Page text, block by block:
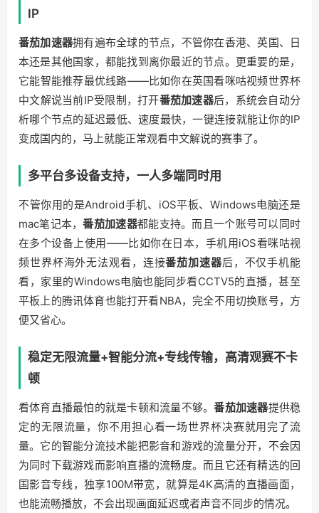
IP
番茄加速器拥有遍布全球的节点，不管你在香港、英国、日
本还是其他国家，都能找到离你最近的节点。更重要的是，
它能智能推荐最优线路——比如你在英国看咪咕视频世界杯
中文解说当前IP受限制，打开番茄加速器后，系统会自动分
析哪个节点的延迟最低、速度最快，一键连接就能让你的IP
变成国内的，马上就能正常观看中文解说的赛事了。
多平台多设备支持，一人多端同时用
不管你用的是Android手机、iOS平板、Windows电脑还是
mac笔记本，番茄加速器都能支持。而且一个账号可以同时
在多个设备上使用——比如你在日本，手机用iOS看咪咕视
频世界杯海外无法观看，连接番茄加速器后，不仅手机能
看，家里的Windows电脑也能同步看CCTV5的直播，甚至
平板上的腾讯体育也能打开看NBA，完全不用切换账号，方
便又省心。
稳定无限流量+智能分流+专线传输，高清观赛不卡
顿
看体育直播最怕的就是卡顿和流量不够。番茄加速器提供稳
定的无限流量，你不用担心看一场世界杯决赛就用完了流
量。它的智能分流技术能把影音和游戏的流量分开，不会因
为同时下载游戏而影响直播的流畅度。而且它还有精选的回
国影音专线，独享100M带宽，就算是4K高清的直播画面，
也能流畅播放，不会出现画面延迟或者声音不同步的情况。